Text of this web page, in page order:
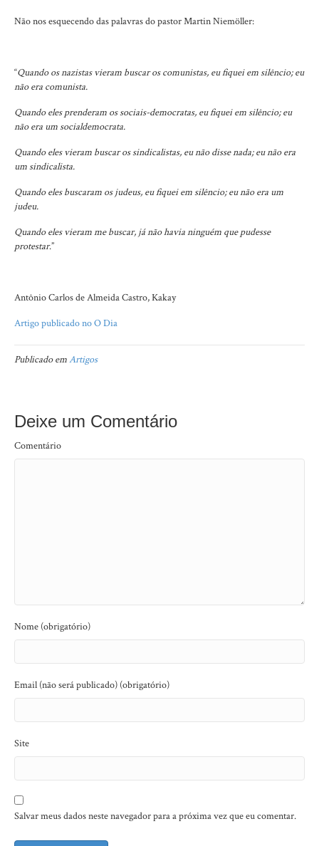
Não nos esquecendo das palavras do pastor Martin Niemöller:
“Quando os nazistas vieram buscar os comunistas, eu fiquei em silêncio; eu
não era comunista.
Quando eles prenderam os sociais-democratas, eu fiquei em silêncio; eu
não era um socialdemocrata.
Quando eles vieram buscar os sindicalistas, eu não disse nada; eu não era
um sindicalista.
Quando eles buscaram os judeus, eu fiquei em silêncio; eu não era um
judeu.
Quando eles vieram me buscar, já não havia ninguém que pudesse
protestar.”
Antônio Carlos de Almeida Castro, Kakay
Artigo publicado no O Dia
Publicado emArtigos
Deixe um Comentário
Comentário
Nome (obrigatório)
Email (não será publicado) (obrigatório)
Site
Salvar meus dados neste navegador para a próxima vez que eu comentar.